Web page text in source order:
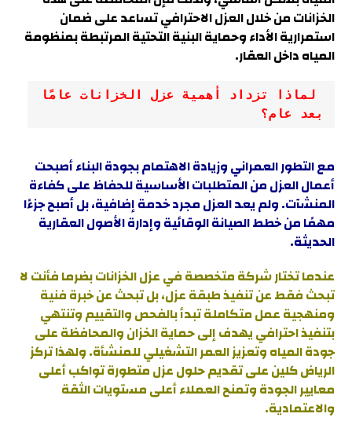
الخزانات من خلال العزل الاحترافي تساعد على ضمان
استمرارية الأداء وحماية البنية التحتية المرتبطة بمنظومة
المياه داخل العقار.
بعد عام؟
مع التطور العمراني وزيادة الاهتمام بجودة البناء أصبحت
أعمال العزل من المتطلبات الأساسية للحفاظ على كفاءة
المنشآت. ولم يعد العزل مجرد خدمة إضافية، بل أصبح جزءًا
مهمًا من خطط الصيانة الوقائية وإدارة الأصول العقارية
الحديثة.
عندما تختار شركة متخصصة في عزل الخزانات بضرما فأنت لا
تبحث فقط عن تنفيذ طبقة عزل، بل تبحث عن خبرة فنية
ومنهجية عمل متكاملة تبدأ بالفحص والتقييم وتنتهي
بتنفيذ احترافي يهدف إلى حماية الخزان والمحافظة على
جودة المياه وتعزيز العمر التشغيلي للمنشأة. ولهذا تركز
الرياض كلين على تقديم حلول عزل متطورة تواكب أعلى
معايير الجودة وتمنح العملاء أعلى مستويات الثقة
والاعتمادية.